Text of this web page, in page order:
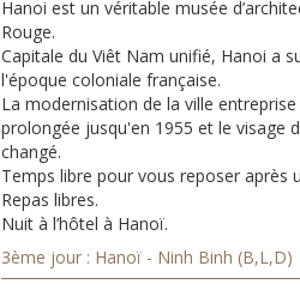
Hanoi est un véritable musée
Rouge.
Capitale du Viêt Nam unifié, Hanoi a
l'époque coloniale française.
La modernisation de la ville
prolongée jusqu'en 1955 et le visage
changé.
Temps libre pour vous reposer après
Repas libres.
Nuit à l’hôtel à Hanoï.
3ème jour : Hanoï - Ninh Binh (B,L,D)